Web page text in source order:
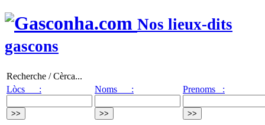
Nos lieux-dits
gascons
Recherche / Cèrca...
Lòcs :
Noms : Prenoms :